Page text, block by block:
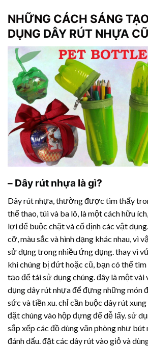
NHỮNG CÁCH SÁNG
DỤNG DÂY RÚT NHỰA CŨ
– Dây rút nhựa là gì?
Dây rút nhựa, thường được tìm thấy
thể thao, túi và ba lô, là một cách hữu
lợi để buộc chặt và cố định các vật
cỡ, màu sắc và hình dạng khác nhau, vì
sử dụng trong nhiều ứng dụng. thay vì
khi chúng bị đứt hoặc cũ, bạn có thể tìm
tạo để tái sử dụng chúng. đây là một vài
dụngdây rút nhựađể đựng những món
sức và tiền xu. chỉ cần buộc dây rút
đặt chúng vào hộp đựng để dễ lấy. sử
sắp xếp các đồ dùng văn phòng như
đánh dấu. đặt các dây rút vào giỏ và